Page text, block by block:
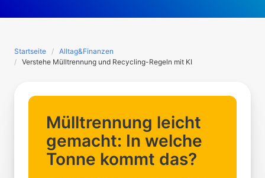
Startseite
Alltag&Finanzen
Verstehe Mülltrennung und Recycling-Regeln mit KI
Mülltrennung leicht
gemacht: In welche
Tonne kommt das?